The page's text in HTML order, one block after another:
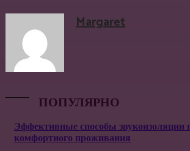
Margaret
ПОПУЛЯРНО
Эффективные способы звукоизоляции
комфортного проживания